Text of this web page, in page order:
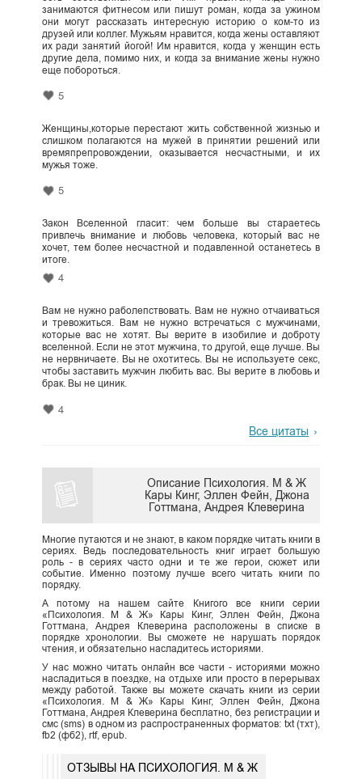
занимаются фитнесом или пишут роман, когда за ужином
они могут рассказать интересную историю о ком-то из
друзей или коллег. Мужьям нравится, когда жены оставляют
их ради занятий йогой! Им нравится, когда у женщин есть
другие дела, помимо них, и когда за внимание жены нужно
еще побороться.
5
Женщины,которые перестают жить собственной жизнью и
слишком полагаются на мужей в принятии решений или
времяпрепровождении, оказывается несчастными, и их
мужья тоже.
5
Закон Вселенной гласит: чем больше вы стараетесь
привлечь внимание и любовь человека, который вас не
хочет, тем более несчастной и подавленной останетесь в
итоге.
4
Вам не нужно раболепствовать. Вам не нужно отчаиваться
и тревожиться. Вам не нужно встречаться с мужчинами,
которые вас не хотят. Вы верите в изобилие и доброту
вселенной. Если не этот мужчина, то другой, еще лучше. Вы
не нервничаете. Вы не охотитесь. Вы не используете секс,
чтобы заставить мужчин любить вас. Вы верите в любовь и
брак. Вы не циник.
4
Все цитаты
Описание Психология. М & Ж
Кары Кинг, Эллен Фейн, Джона
Готтмана, Андрея Клеверина
Многие путаются и не знают, в каком порядке читать книги в
сериях. Ведь последовательность книг играет большую
роль - в сериях часто одни и те же герои, сюжет или
событие. Именно поэтому лучше всего читать книги по
порядку.
А потому на нашем сайте Книгого все книги серии
«Психология. М & Ж» Кары Кинг, Эллен Фейн, Джона
Готтмана, Андрея Клеверина расположены в списке в
порядке хронологии. Вы сможете не нарушать порядок
чтения, и обязательно насладитесь историями.
У нас можно читать онлайн все части - историями можно
насладиться в поездке, на отдыхе или просто в перерывах
между работой. Также вы можете скачать книги из серии
«Психология. М & Ж» Кары Кинг, Эллен Фейн, Джона
Готтмана, Андрея Клеверина бесплатно, без регистрации и
смс (sms) в одном из распространенных форматов: txt (тхт),
fb2 (фб2), rtf, epub.
ОТЗЫВЫ НА ПСИХОЛОГИЯ. М & Ж